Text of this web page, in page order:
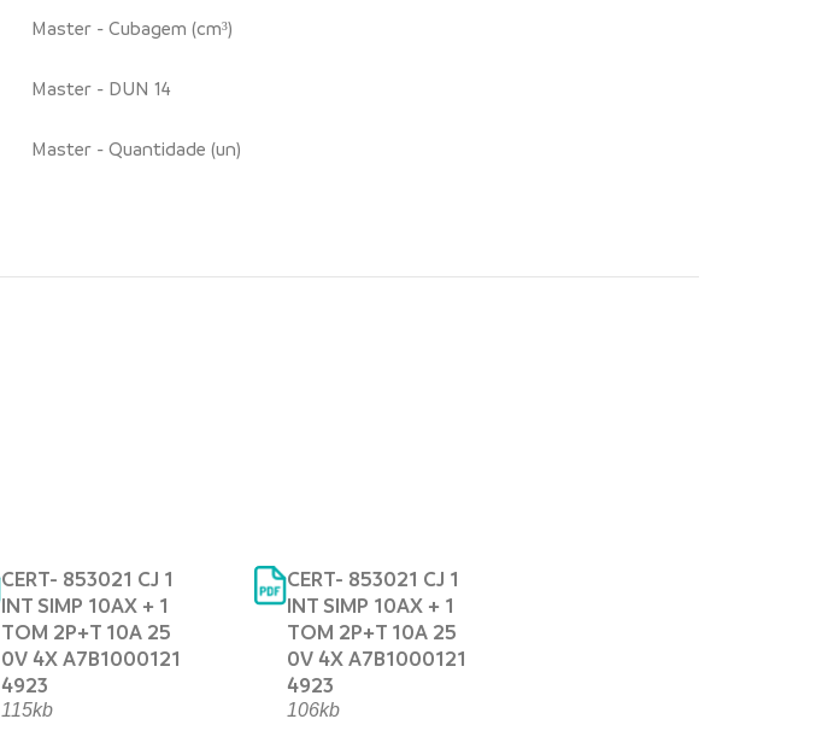
Master - Cubagem (cm³)
Master - DUN 14
Master - Quantidade (un)
CERT- 853021 CJ 1
INT SIMP 10AX + 1
TOM 2P+T 10A 25
0V 4X A7B1000121
4923
115kb
CERT- 853021 CJ 1
INT SIMP 10AX + 1
TOM 2P+T 10A 25
0V 4X A7B1000121
4923
106kb